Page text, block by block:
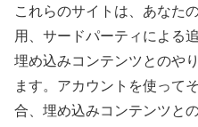
これらのサイトは、あなた
用、サードパーティによる
埋め込みコンテンツとのや
ます。アカウントを使って
合、埋め込みコンテンツと